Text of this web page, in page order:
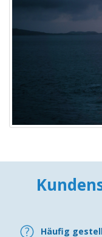
Häufig